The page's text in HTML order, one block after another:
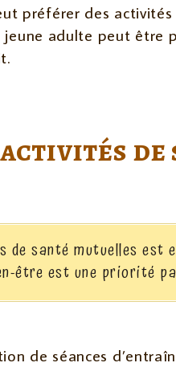
préférer des
jeune adulte peut être
de
de santé mutuelles est
être est une priorité
de séances